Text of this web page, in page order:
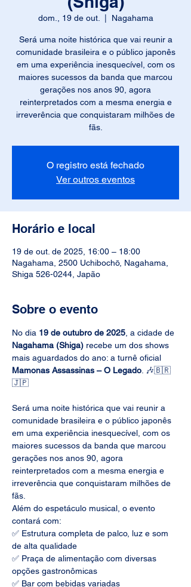
dom., 19 de out. Nagahama
Será uma noite histórica que vai reunir a
comunidade brasileira e o público japonês
em uma experiência inesquecível, com os
maiores sucessos da banda que marcou
gerações nos anos 90, agora
reinterpretados com a mesma energia e
irreverência que conquistaram milhões de
fãs.
O registro está fechado
Ver outros eventos
Horário e local
19 de out. de 2025, 16:00 – 18:00
Nagahama, 2500 Uchibochō, Nagahama,
Shiga 526-0244, Japão
Sobre o evento
No dia 19 de outubro de 2025 , a cidade de
Nagahama (Shiga) recebe um dos shows
mais aguardados do ano: a turnê oficial
Mamonas Assassinas – O Legado . 🎶🇧🇷
🇯🇵
Será uma noite histórica que vai reunir a
comunidade brasileira e o público japonês
em uma experiência inesquecível, com os
maiores sucessos da banda que marcou
gerações nos anos 90, agora
reinterpretados com a mesma energia e
irreverência que conquistaram milhões de
fãs.
Além do espetáculo musical, o evento
contará com:
✅ Estrutura completa de palco, luz e som
de alta qualidade
✅ Praça de alimentação com diversas
opções gastronômicas
✅ Bar com bebidas variadas